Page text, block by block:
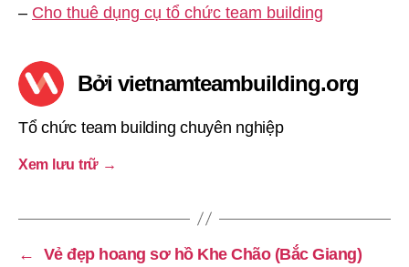
– Cho thuê dụng cụ tổ chức team building
Bởi vietnamteambuilding.org
Tổ chức team building chuyên nghiệp
Xem lưu trữ →
←
Vẻ đẹp hoang sơ hồ Khe Chão (Bắc Giang)